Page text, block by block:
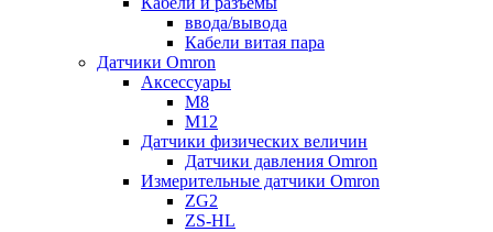
ввода/вывода
Кабели витая пара
Датчики Omron
Аксессуары
M8
M12
Датчики физических величин
Датчики давления Omron
Измерительные датчики Omron
ZG2
ZS-HL